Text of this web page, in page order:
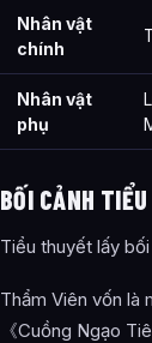
Nhân vật
chính
Nhân vật
phụ
BỐI CẢNH
Tiểu thuyết lấy
Thẩm Viên vốn là
《Cuồng Ngạo